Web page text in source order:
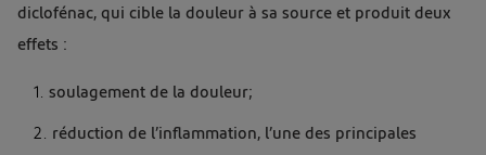
diclofénac, qui cible la douleur à sa source et produit deux
effets :
soulagement de la douleur;
réduction de l’inflammation, l’une des principales